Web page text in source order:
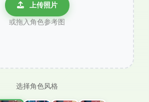
上传照片
或拖入角色参考图
选择角色风格
Shoujo